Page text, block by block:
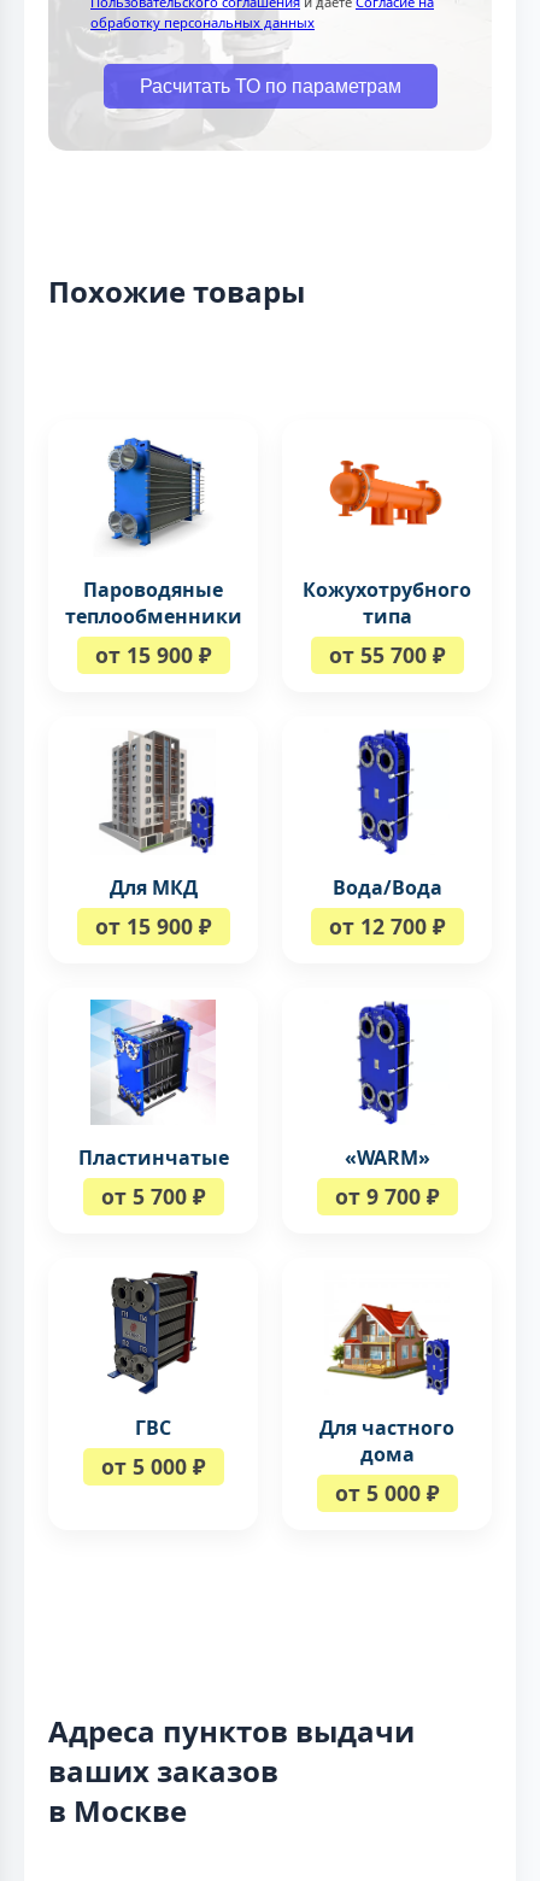
обработку персональных данных
Расчитать ТО по параметрам
Похожие товары
Пароводяные
теплообменники
от 15 900 ₽
Кожухотрубного
типа
от 55 700 ₽
Для МКД
от 15 900 ₽
Вода/Вода
от 12 700 ₽
Пластинчатые
от 5 700 ₽
«WARM»
от 9 700 ₽
ГВС
от 5 000 ₽
Для частного
дома
от 5 000 ₽
Адреса пунктов выдачи
ваших заказов
в Москве